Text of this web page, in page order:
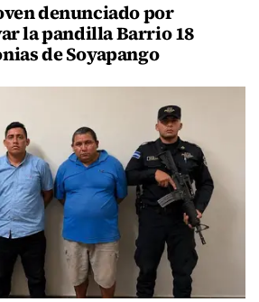
denunciado por
la pandilla Barrio 18
de Soyapango